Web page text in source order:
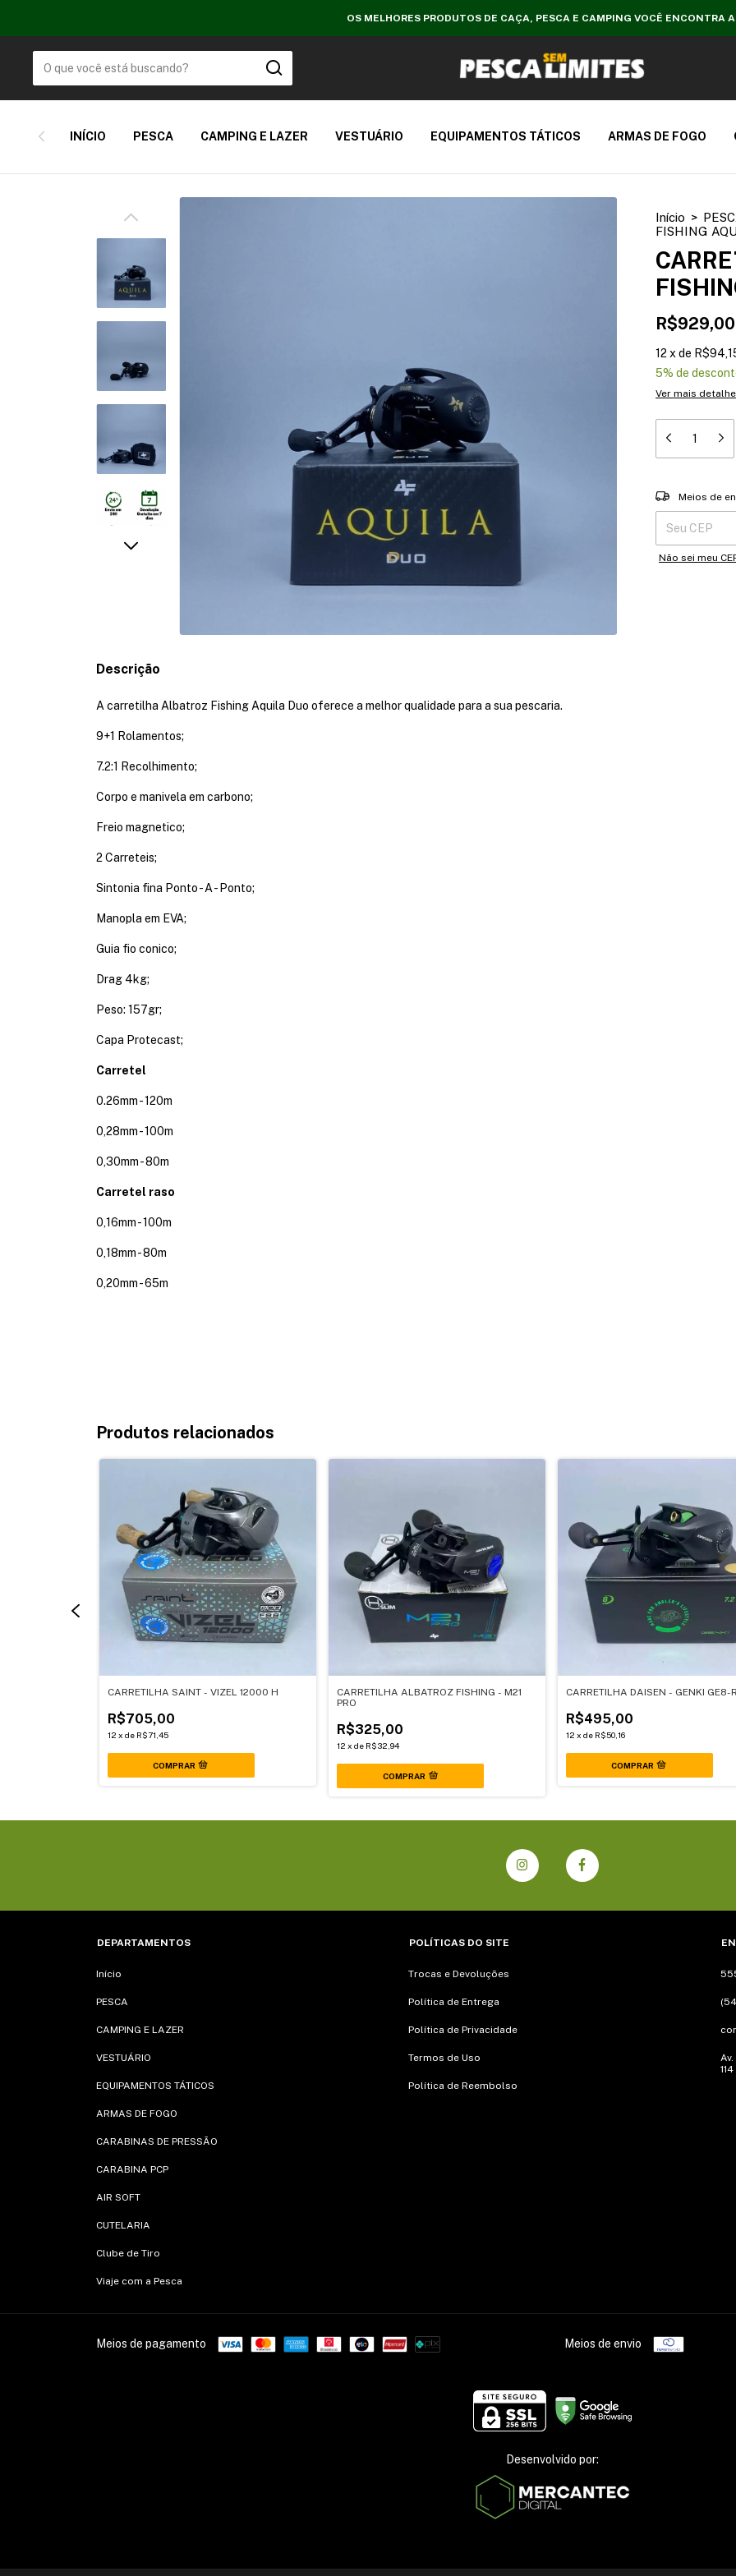
OS MELHORES PRODUTOS DE CAÇA, PESCA E CAMPING VOCÊ ENCONTRA
INÍCIO PESCA CAMPING E LAZER VESTUÁRIO EQUIPAMENTOS TÁTICOS ARMAS DE FOGO
Início >
FISHING
R$929,00
12 x de
5% de
Ver mais
Entregas para o
Meios de
Não sei meu
Descrição
A carretilha Albatroz Fishing Aquila Duo oferece a melhor qualidade para a sua pescaria.
9+1 Rolamentos;
7.2:1 Recolhimento;
Corpo e manivela em carbono;
Freio magnetico;
2 Carreteis;
Sintonia fina Ponto - A - Ponto;
Manopla em EVA;
Guia fio conico;
Drag 4kg;
Peso: 157gr;
Capa Protecast;
Carretel
0.26mm - 120m
0,28mm - 100m
0,30mm - 80m
Carretel raso
0,16mm - 100m
0,18mm - 80m
0,20mm - 65m
Produtos relacionados
CARRETILHA SAINT - VIZEL 12000 H
R$705,00
12 x de R$71,45
CARRETILHA ALBATROZ FISHING - M21
PRO
R$325,00
12 x de R$32,94
COMPRAR
CARRETILHA DAISEN - GENKI GE8-
R$495,00
12 x de R$50,16
DEPARTAMENTOS
Início
PESCA
CAMPING E LAZER
VESTUÁRIO
EQUIPAMENTOS TÁTICOS
ARMAS DE FOGO
CARABINAS DE PRESSÃO
CARABINA PCP
AIR SOFT
CUTELARIA
Clube de Tiro
Viaje com a Pesca
POLÍTICAS DO SITE
Trocas e Devoluções
Política de Entrega
Política de Privacidade
Termos de Uso
Política de Reembolso
114
Meios de pagamento Meios de envio
Desenvolvido por: